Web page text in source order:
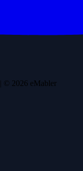
| © 2026 eMabler